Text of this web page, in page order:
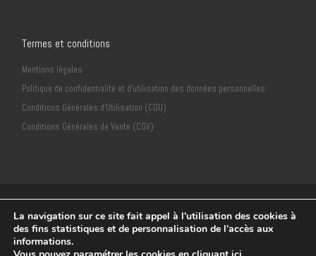
Termes et conditions
Mentions légales
Politique de confidentialité et d’utilisation des données personnelles
Conditions Générales d’Utilisation (CGU)
Conditions Générales de Vente (CGV)
Déclaration CNIL n°2135932
La navigation sur ce site fait appel à l'utilisation des cookies à
des fins statistiques et de personnalisation de l'accès aux
informations.